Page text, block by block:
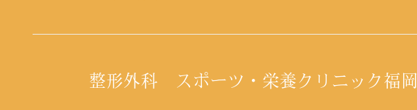
整形外科 スポーツ・栄養クリニック福岡